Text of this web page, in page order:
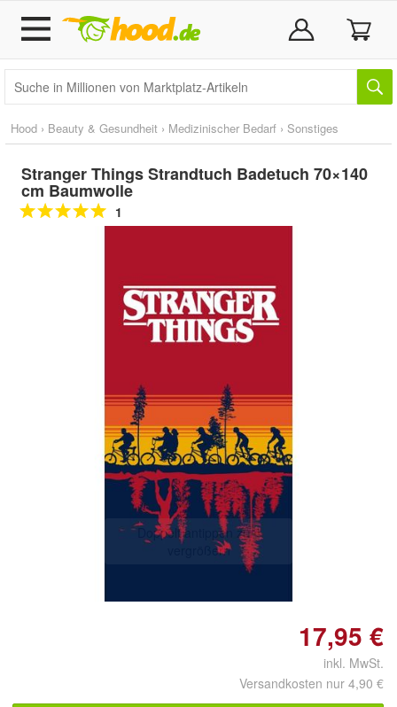
Hood › Beauty & Gesundheit › Medizinischer Bedarf › Sonstiges
Stranger Things Strandtuch Badetuch 70×140
cm Baumwolle
1
Doppelt antippen zum
vergrößern
17,95 €
inkl. MwSt.
Versandkosten nur 4,90 €